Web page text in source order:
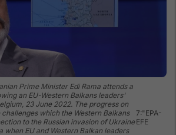
Prime Minister Edi Rama attends a
an EU-Western Balkans leaders'
23 June 2022. The progress on
which the Western Balkans
to the Russian invasion of Ukraine
when EU and Western Balkan leaders
7:"EPA-
EFE